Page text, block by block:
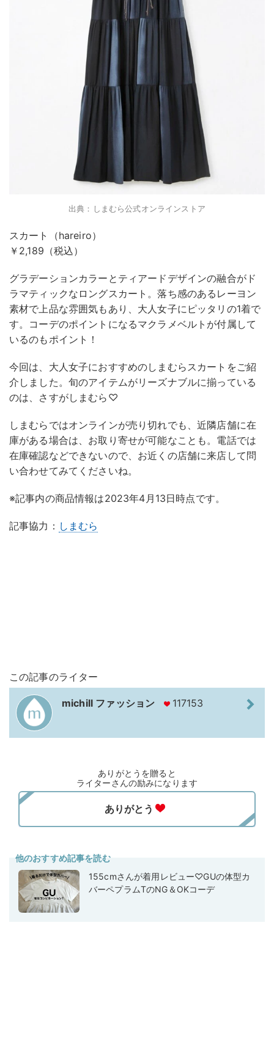
出典：しまむら公式オンラインストア
スカート（hareiro）
￥2,189（税込）
グラデーションカラーとティアードデザインの融合がド
ラマティックなロングスカート。落ち感のあるレーヨン
素材で上品な雰囲気もあり、大人女子にピッタリの1着で
す。コーデのポイントになるマクラメベルトが付属して
いるのもポイント！
今回は、大人女子におすすめのしまむらスカートをご紹
介しました。旬のアイテムがリーズナブルに揃っている
のは、さすがしまむら♡
しまむらではオンラインが売り切れでも、近隣店舗に在
庫がある場合は、お取り寄せが可能なことも。電話では
在庫確認などできないので、お近くの店舗に来店して問
い合わせてみてくださいね。
※記事内の商品情報は2023年4月13日時点です。
記事協力： しまむら
この記事のライター
michill ファッション 117153
ありがとうを贈ると
ライターさんの励みになります
他のおすすめ記事を読む
155cmさんが着用レビュー♡GUの体型カ
バーペプラムTのNG＆OKコーデ